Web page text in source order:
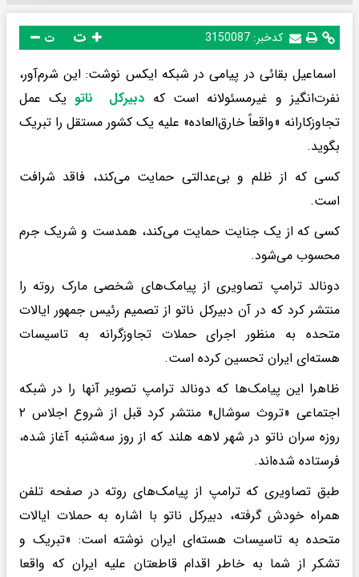
کدخبر: 3150087 ت
اسماعیل بقائی در پیامی در شبکه ایکس نوشت: این شرم‌آور،
نفرت‌انگیز و غیرمسئولانه است که دبیرکل ⁧ ناتو⁩یک عمل
تجاوزکارانه «واقعاً خارق‌العاده» علیه یک کشور مستقل را تبریک
بگوید.
کسی که از ظلم و بی‌عدالتی حمایت می‌کند، فاقد شرافت
است.
کسی که از یک جنایت حمایت می‌کند، همدست و شریک جرم
محسوب می‌شود.
دونالد ترامپ تصاویری از پیامک‌های شخصی مارک روته را
منتشر کرد که در آن دبیرکل ناتو از تصمیم رئیس جمهور ایالات
متحده به منظور اجرای حملات تجاوزگرانه به تاسیسات
هسته‌ای ایران تحسین کرده است.
ظاهرا این پیامک‌ها که دونالد ترامپ تصویر آنها را در شبکه
اجتماعی «تروث سوشال» منتشر کرد قبل از شروع اجلاس ۲
روزه سران ناتو در شهر لاهه هلند که از روز سه‌شنبه آغاز شده،
فرستاده شده‌اند.
طبق تصاویری که ترامپ از پیامک‌های روته در صفحه تلفن
همراه خودش گرفته، دبیرکل ناتو با اشاره به حملات ایالات
متحده به تاسیسات هسته‌ای ایران نوشته است: «تبریک و
تشکر از شما به خاطر اقدام قاطعتان علیه ایران که واقعا